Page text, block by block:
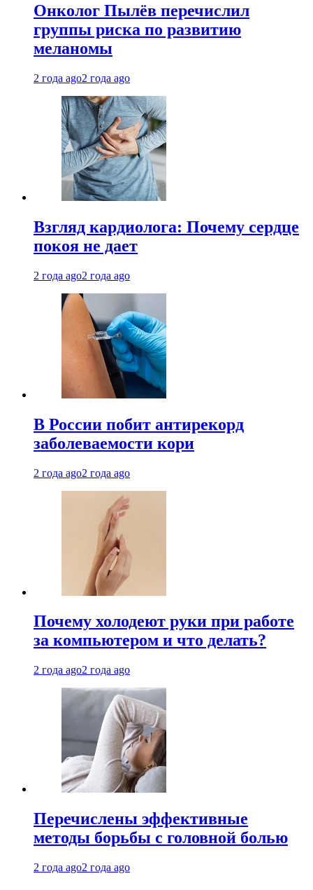
Онколог Пылёв перечислил
группы риска по развитию
меланомы
2 года ago2 года ago
Взгляд кардиолога: Почему сердце
покоя не дает
2 года ago2 года ago
В России побит антирекорд
заболеваемости кори
2 года ago2 года ago
Почему холодеют руки при работе
за компьютером и что делать?
2 года ago2 года ago
Перечислены эффективные
методы борьбы с головной болью
2 года ago2 года ago